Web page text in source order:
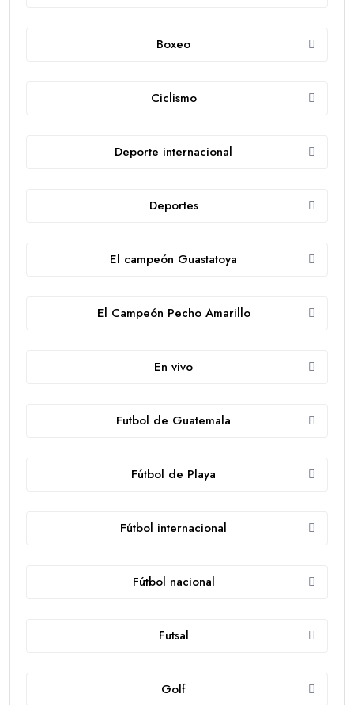
Boxeo
Ciclismo
Deporte internacional
Deportes
El campeón Guastatoya
El Campeón Pecho Amarillo
En vivo
Futbol de Guatemala
Fútbol de Playa
Fútbol internacional
Fútbol nacional
Futsal
Golf